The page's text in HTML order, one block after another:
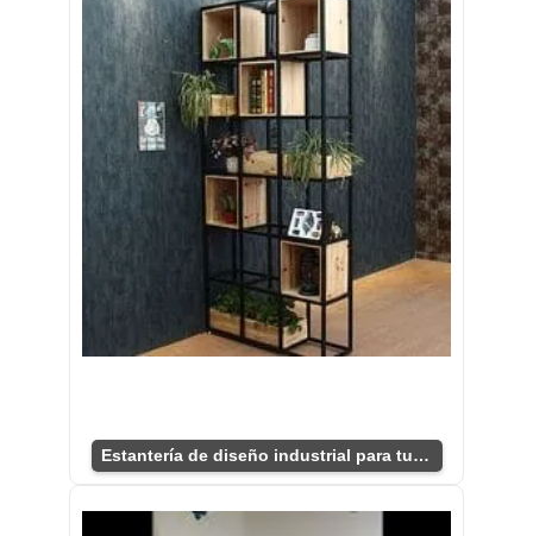
Estantería de diseño industrial para tu hogar